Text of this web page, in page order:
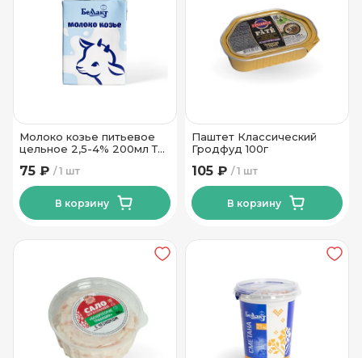
Молоко козье питьевое
цельное 2,5-4% 200мл Тм
1 шт
75 ₽
В корзину
Паштет Классический
Гродфуд 100г
1 шт
105 ₽
В корзину